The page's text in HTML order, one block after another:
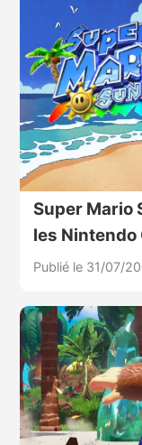
Super Mario
les Nintendo
Publié le 31/07/